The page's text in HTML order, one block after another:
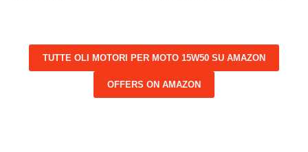
TUTTE OLI MOTORI PER MOTO 15W50 SU AMAZON
OFFERS ON AMAZON